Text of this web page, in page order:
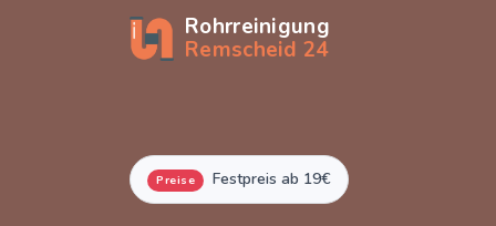
Rohrreinigung
Remscheid 24
Preise Festpreis ab 19€